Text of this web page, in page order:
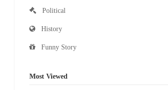
Political
History
Funny Story
Most Viewed